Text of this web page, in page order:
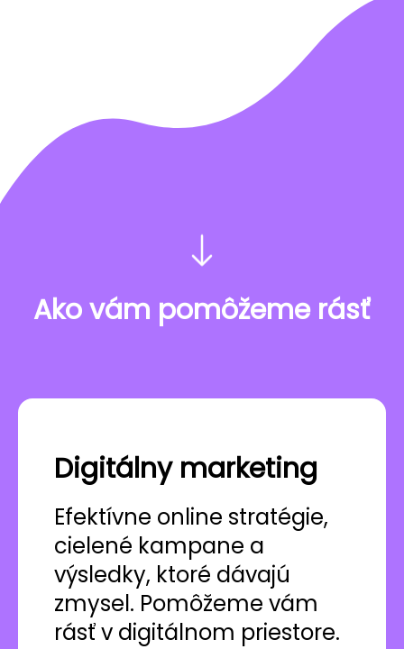
Ako vám pomôžeme rásť
Digitálny marketing
Efektívne online stratégie,
cielené kampane a
výsledky, ktoré dávajú
zmysel. Pomôžeme vám
rásť v digitálnom priestore.